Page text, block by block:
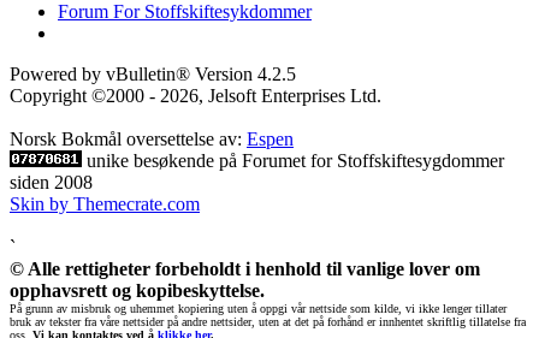
Forum For Stoffskiftesykdommer
Powered by vBulletin® Version 4.2.5
Copyright ©2000 - 2026, Jelsoft Enterprises Ltd.
Norsk Bokmål oversettelse av: Espen
unike besøkende på Forumet for Stoffskiftesygdommer
siden 2008
Skin by Themecrate.com
`
© Alle rettigheter forbeholdt i henhold til vanlige lover om
opphavsrett og kopibeskyttelse.
På grunn av misbruk og uhemmet kopiering uten å oppgi vår nettside som kilde, vi ikke lenger tillater
bruk av tekster fra våre nettsider på andre nettsider, uten at det på forhånd er innhentet skriftlig tillatelse fra
oss. Vi kan kontaktes ved å klikke her.